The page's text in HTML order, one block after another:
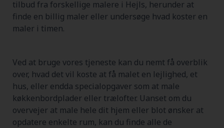
tilbud fra forskellige malere i Hejls, herunder at
finde en billig maler eller undersøge hvad koster en
maler i timen.
Ved at bruge vores tjeneste kan du nemt få overblik
over, hvad det vil koste at få malet en lejlighed, et
hus, eller endda specialopgaver som at male
køkkenbordplader eller trælofter. Uanset om du
overvejer at male hele dit hjem eller blot ønsker at
opdatere enkelte rum, kan du finde alle de